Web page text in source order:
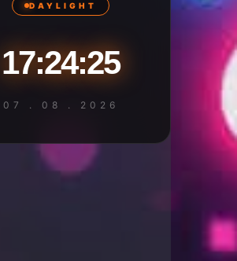
DAYLIGHT
17:24:25
07 . 08 . 2026